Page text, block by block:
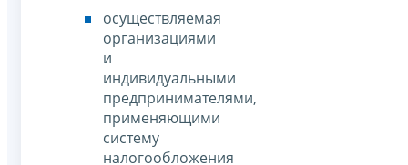
осуществляемая
организациями
и
индивидуальными
предпринимателями,
применяющими
систему
налогообложения